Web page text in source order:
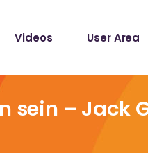
Videos User Area
sein – Jack